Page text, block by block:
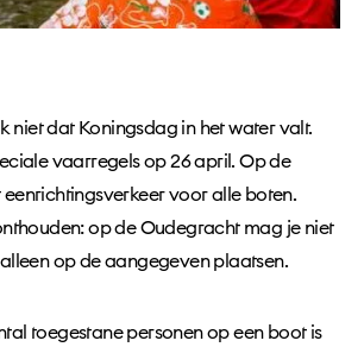
niet dat Koningsdag in het water valt.
vaarregels op 26 april. Op de
voor alle boten.
op de Oudegracht mag je niet
op de aangegeven plaatsen.
toegestane personen op een boot is